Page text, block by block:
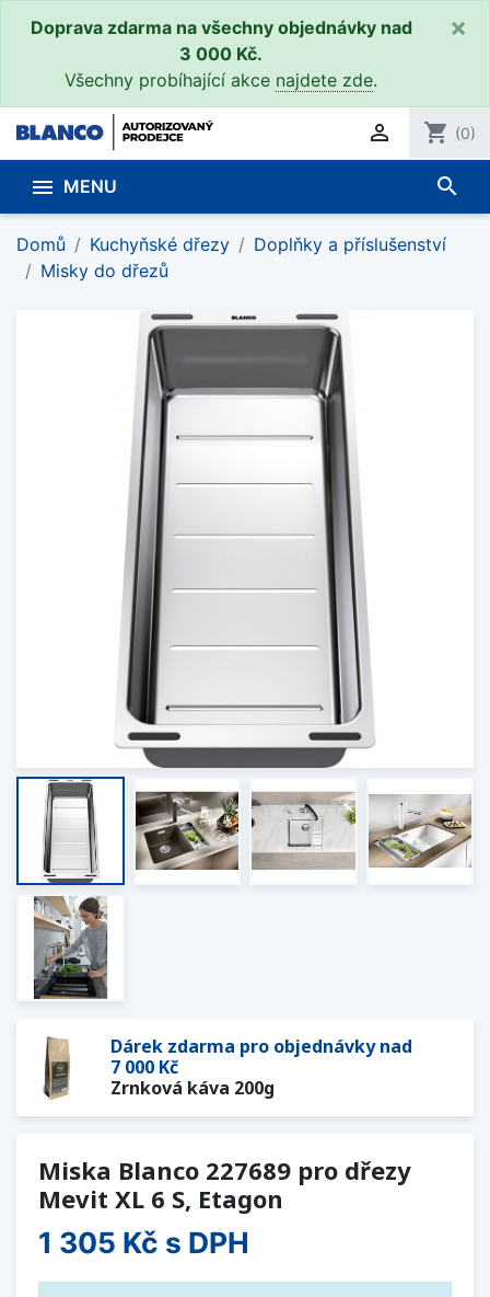
Doprava zdarma na všechny objednávky nad
3 000 Kč.
Všechny probíhající akce najdete zde.
×
 shopping_cart (0)
 MENU search
Domů Kuchyňské dřezy
Doplňky a příslušenství
Misky do dřezů
Dárek zdarma pro objednávky nad
7 000 Kč
Zrnková káva 200g
Miska Blanco 227689 pro dřezy
Mevit XL 6 S, Etagon
1 305 Kč s DPH